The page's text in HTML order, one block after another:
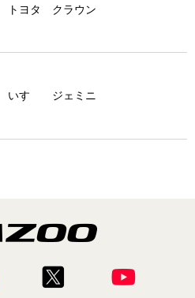
トヨタ クラウン
いすゞ ジェミニ